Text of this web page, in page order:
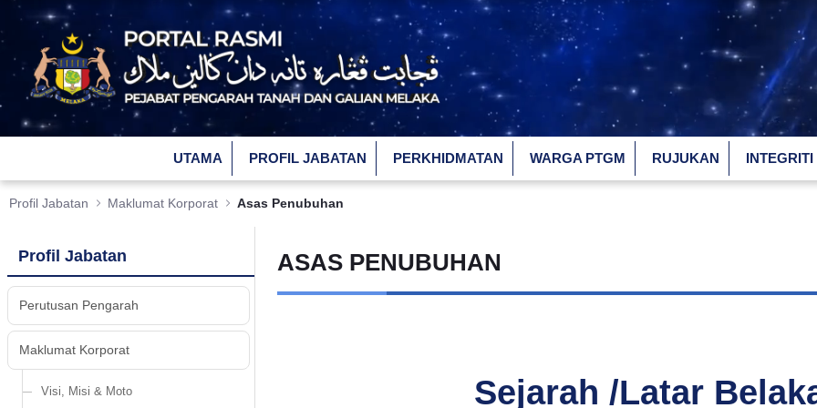
Skip to Main Content
UTAMA PROFIL JABATAN PERKHIDMATAN WARGA PTGM RUJUKAN INTEGRITI
Profil Jabatan Maklumat Korporat Asas Penubuhan
Profil Jabatan
Perutusan Pengarah
Maklumat Korporat
Visi, Misi & Moto
ASAS PENUBUHAN
Sejarah /Latar